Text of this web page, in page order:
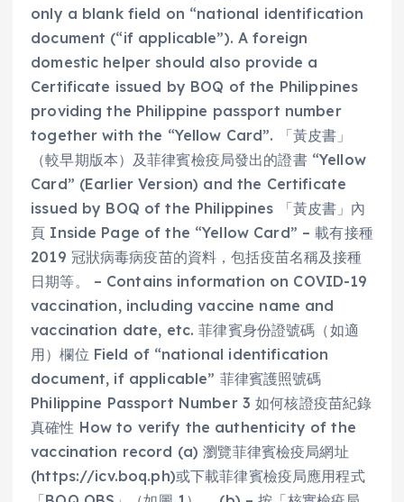
only a blank field on “national identification
document (“if applicable”). A foreign
domestic helper should also provide a
Certificate issued by BOQ of the Philippines
providing the Philippine passport number
together with the “Yellow Card”. 「黃皮書」
（較早期版本）及菲律賓檢疫局發出的證書 “Yellow
Card” (Earlier Version) and the Certificate
issued by BOQ of the Philippines 「黃皮書」內
頁 Inside Page of the “Yellow Card” – 載有接種
2019 冠狀病毒病疫苗的資料，包括疫苗名稱及接種
日期等。 – Contains information on COVID-19
vaccination, including vaccine name and
vaccination date, etc. 菲律賓身份證號碼（如適
用）欄位 Field of “national identification
document, if applicable” 菲律賓護照號碼
Philippine Passport Number 3 如何核證疫苗紀錄
真確性 How to verify the authenticity of the
vaccination record (a) 瀏覽菲律賓檢疫局網址
(https://icv.boq.ph)或下載菲律賓檢疫局應用程式